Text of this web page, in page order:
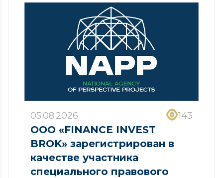
05.08.2026 143
ООО «FINANCE INVEST
BROK» зарегистрирован в
качестве участника
специального правового